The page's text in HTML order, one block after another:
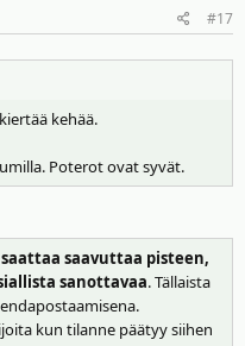
#17
kehää.
Poterot ovat syvät.
saavuttaa pisteen,
sanottavaa. Tällaista
kun tilanne päätyy siihen